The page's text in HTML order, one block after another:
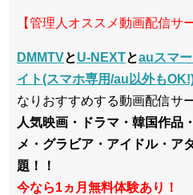
【管理人オススメ動画配信サ
DMMTVとU-NEXTとauスマ
イト(スマホ専用/au以外も
なりおすすめする動画配信サ
人気映画・ドラマ・韓国作品
メ・グラビア・アイドル・ア
題！！
今なら1ヵ月無料体験あり！